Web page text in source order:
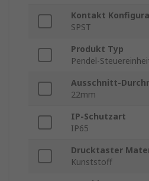
Kontakt
SPST
Produkt Typ
Pendel-
Ausschnitt-
22mm
IP-Schutzart
IP65
Drucktaster
Kunststoff